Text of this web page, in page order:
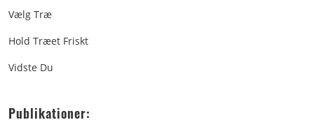
Vælg Træ
Hold Træet Friskt
Vidste Du
Publikationer: